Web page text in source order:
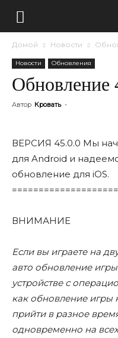
Домой Новости
Новости Обновления
Обновление
Автор Кровать -
ВЕРСИЯ 45.0.0 Мы
для Android и
обновление для iOS.
ВНИМАНИЕ
Если вы играете на
авто обновление
устройстве с
как обновление игры
прийти в разное
одновременно на